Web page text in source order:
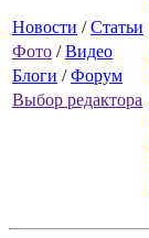
Новости /Статьи
Фото /Видео
Блоги /Форум
Выбор редактора